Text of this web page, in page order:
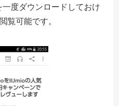
度ダウンロードしておけ
覧可能です。